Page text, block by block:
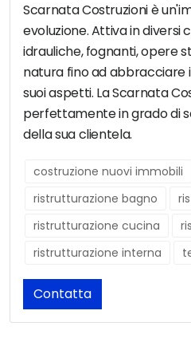
Scarnata Costruzioni è
evoluzione. Attiva in
idrauliche, fognanti, opere
natura fino ad abbracciare
suoi aspetti. La Scarnata
perfettamente in grado di
della sua clientela.
costruzione nuovi immobili
ristrutturazione bagno
ristrutturazione cucina
ristrutturazione interna
Contatta